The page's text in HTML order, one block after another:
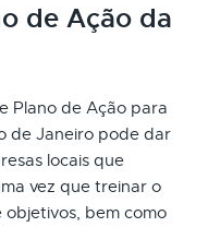
de Ação da
Plano de Ação para
de Janeiro pode dar
locais que
vez que treinar o
bem como